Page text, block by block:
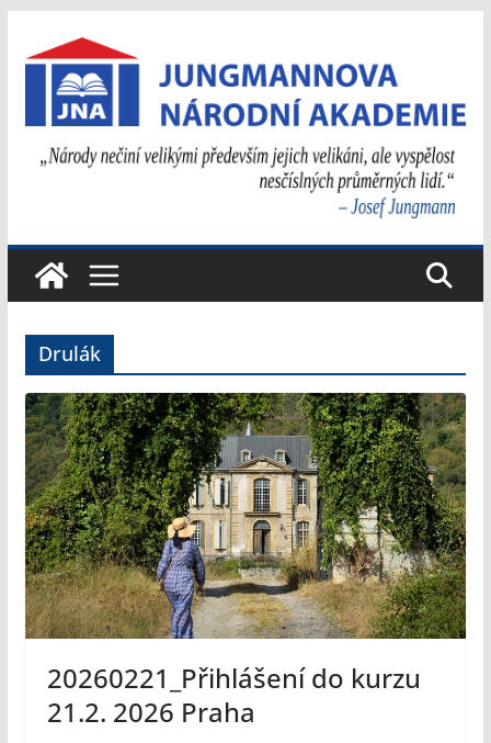
na
obsah
Drulák
20260221_Přihlášení do kurzu
21.2. 2026 Praha